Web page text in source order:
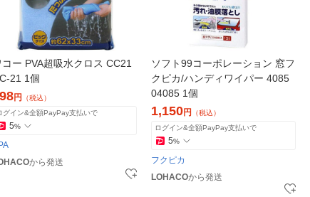
コー PVA超吸水クロス CC21
21 1個
円
（税込）
グイン&全額PayPay支払いで
5%
から発送
ソフト99コーポレーション 窓フ
クピカ/ハンディワイパー 4085
04085 1個
1,150円
（税込）
ログイン&全額PayPay支払いで
5%
フクピカ
LOHACOから発送